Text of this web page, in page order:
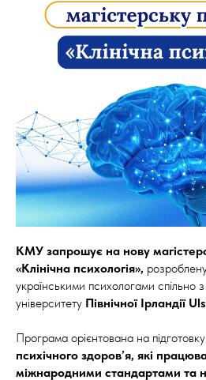
КМУ запрошує на нову
«Клінічна психологія»,
українськими психологами спільно
університету Північної Ірландії
Програма орієнтована на підготовку
психічного здоров’я, які
міжнародними стандартами та